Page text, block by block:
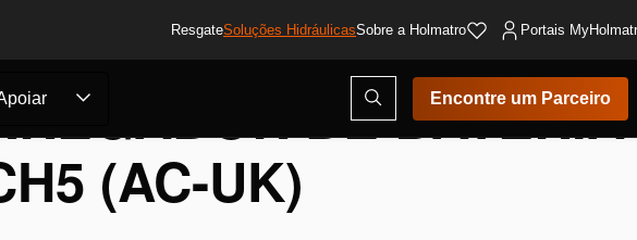
ResgateSoluções HidráulicasSobre a Holmatro Portais
Abrir
modal
de
pesquisa
Encontre um Parceiro
DE BATERIA
(AC-UK)